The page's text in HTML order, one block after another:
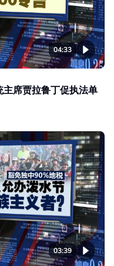
04:33
席贾拉鲁丁促执法单
03:39